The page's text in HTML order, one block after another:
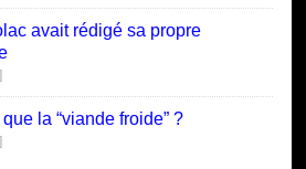
avait rédigé sa propre
la “viande froide” ?